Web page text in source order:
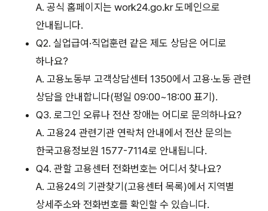
A. 공식 홈페이지는 work24.go.kr 도메인으로
안내됩니다.
Q2. 실업급여·직업훈련 같은 제도 상담은 어디로
하나요?
A. 고용노동부 고객상담센터 1350에서 고용·노동 관련
상담을 안내합니다(평일 09:00~18:00 표기).
Q3. 로그인 오류나 전산 장애는 어디로 문의하나요?
A. 고용24 관련기관 연락처 안내에서 전산 문의는
한국고용정보원 1577-7114로 안내됩니다.
Q4. 관할 고용센터 전화번호는 어디서 찾나요?
A. 고용24의 기관찾기(고용센터 목록)에서 지역별
상세주소와 전화번호를 확인할 수 있습니다.